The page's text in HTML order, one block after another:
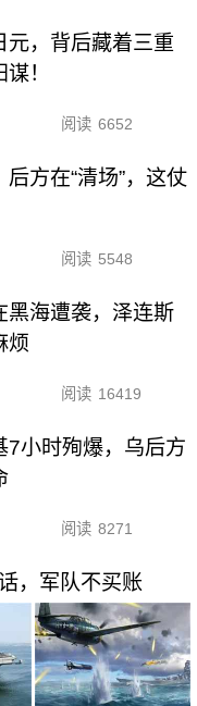
元，背后藏着三重
！
阅读 6652
方在“清场”，这仗
阅读 5548
黑海遭袭，泽连斯
烦
阅读 16419
7小时殉爆，乌后方
阅读 8271
，军队不买账